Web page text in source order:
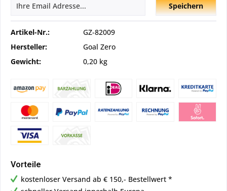
Speichern
Artikel-Nr.:
GZ-82009
Hersteller:
Goal Zero
Gewicht:
0,20 kg
Vorteile
kostenloser Versand ab € 150,- Bestellwert *